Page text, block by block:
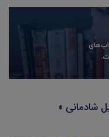
شادمانی »